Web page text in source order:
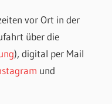
vor Ort in der
über die
), digital per Mail
und